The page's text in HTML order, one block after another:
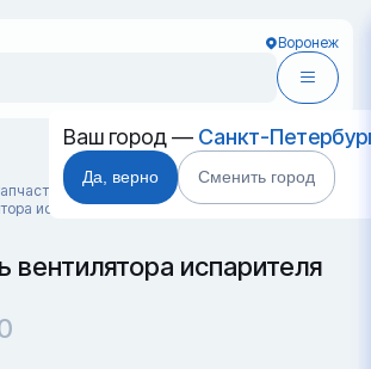
Воронеж
Ваш город — Санкт-
Да, верно Сменить город
для контейнеров
испарителя Carrier 54-00585-20
вентилятора испарителя